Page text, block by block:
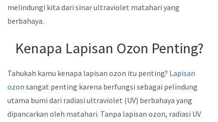
melindungi kita dari sinar ultraviolet matahari yang
berbahaya.
Kenapa Lapisan Ozon Penting?
Tahukah kamu kenapa lapisan ozon itu penting? Lapisan
ozon sangat penting karena berfungsi sebagai pelindung
utama bumi dari radiasi ultraviolet (UV) berbahaya yang
dipancarkan oleh matahari. Tanpa lapisan ozon, radiasi UV